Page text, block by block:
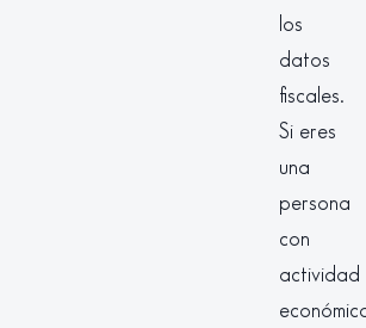
los
datos
fiscales.
Si eres
una
persona
con
actividad